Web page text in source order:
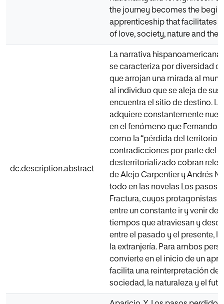
the journey becomes the
apprenticeship that facilitates
of love, society, nature and the
dc.description.abstract
La narrativa
se caracteriza por diversidad
que arrojan una mirada al
al individuo que se aleja de sus
encuentra el sitio de destino.
adquiere constantemente
en el fenómeno que Fernando
como la “pérdida del territorio”.
contradicciones por parte del
desterritorializado cobran
de Alejo Carpentier y Andrés
todo en las novelas Los pasos
Fractura, cuyos protagonistas
entre un constante ir y venir de
tiempos que atraviesan y
entre el pasado y el presente,
la extranjería. Para ambos
convierte en el inicio de un
facilita una reinterpretación del
sociedad, la naturaleza y el